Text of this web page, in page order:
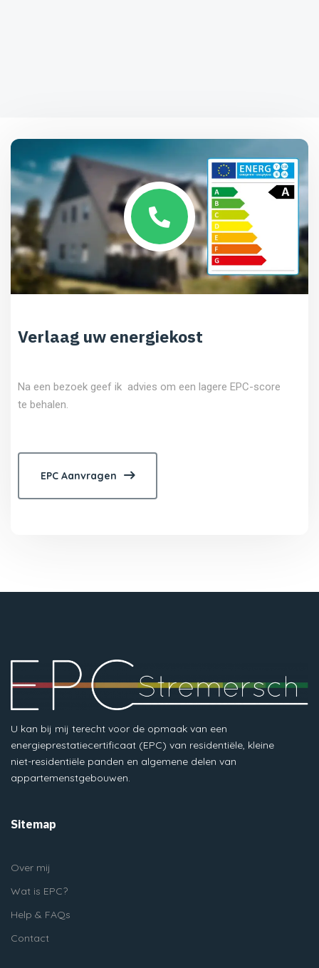
Verlaag uw energiekost
Na een bezoek geef ik advies om een lagere EPC-score
te behalen.
EPC Aanvragen
U kan bij mij terecht voor de opmaak van een
energieprestatiecertificaat (EPC) van residentiële, kleine
niet-residentiële panden en algemene delen van
appartemenstgebouwen.
Sitemap
Over mij
Wat is EPC?
Help & FAQs
Contact